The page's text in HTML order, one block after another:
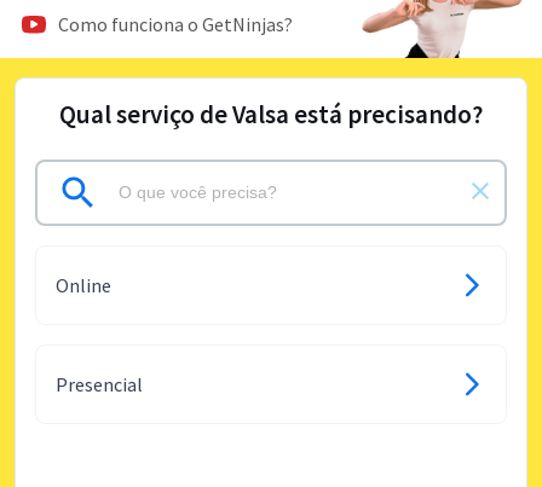
Como funciona o GetNinjas?
Qual serviço de Valsa está precisando?
Online
Presencial